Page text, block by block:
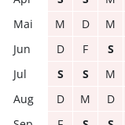
M
D M
D
F S
S
S M
D
M D